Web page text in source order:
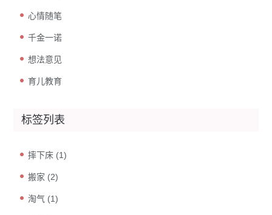
心情随笔
千金一诺
想法意见
育儿教育
标签列表
摔下床 (1)
搬家 (2)
淘气 (1)